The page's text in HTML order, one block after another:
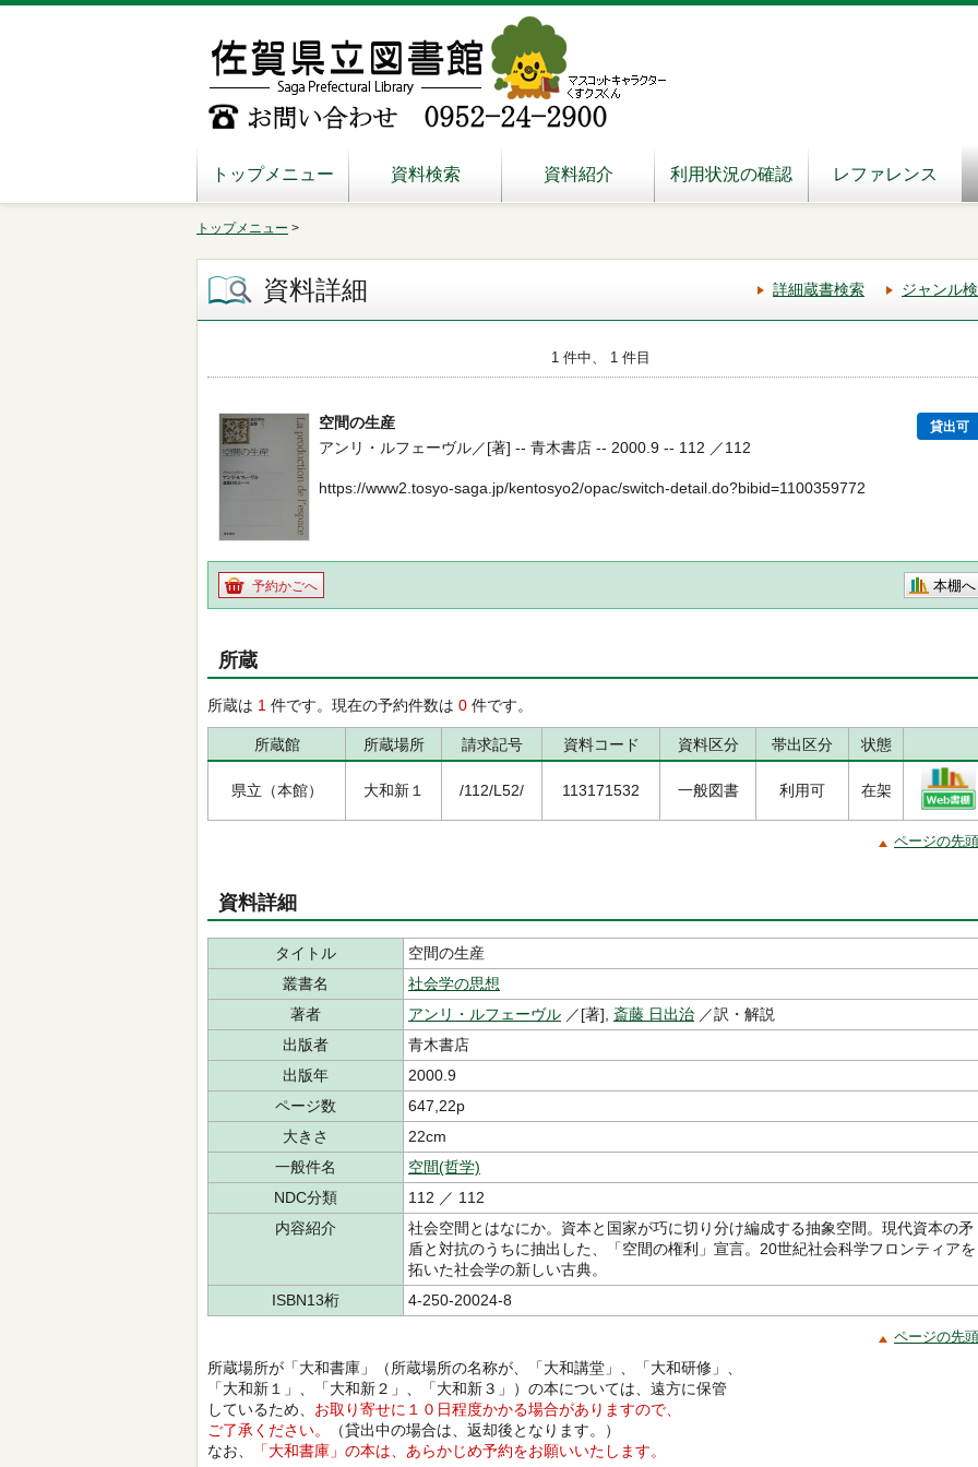
トップメニュー 資料検索 資料紹介 利用状況の確認 レファレンス
トップメニュー >
資料詳細 詳細蔵書検索 ジャンル
1 件中、 1 件目
空間の生産 貸出可
アンリ・ルフェーヴル／[著] -- 青木書店 -- 2000.9 -- 112 ／112
https://www2.tosyo-saga.jp/kentosyo2/opac/switch-detail.do?bibid=1100359772
予約かごへ 本棚へ
所蔵
所蔵は 1 件です。現在の予約件数は 0 件です。
所蔵館 所蔵場所 請求記号 資料コード 資料区分 帯出区分 状態
県立（本館） 大和新１ /112/L52/ 113171532 一般図書 利用可 在架
ページの先
資料詳細
タイトル
空間の生産
叢書名
社会学の思想
著者
アンリ・ルフェーヴル ／[著], 斎藤 日出治 ／訳・解説
出版者
青木書店
出版年
2000.9
ページ数
647,22p
大きさ
22cm
一般件名
空間(哲学)
NDC分類
112 ／ 112
内容紹介
社会空間とはなにか。資本と国家が巧に切り分け編成する抽象空間。現代資本の矛
盾と対抗のうちに抽出した、「空間の権利」宣言。20世紀社会科学フロンティアを
拓いた社会学の新しい古典。
ISBN13桁
4-250-20024-8
ページの先
所蔵場所が「大和書庫」（所蔵場所の名称が、「大和講堂」、「大和研修」、
「大和新１」、「大和新２」、「大和新３」）の本については、遠方に保管
しているため、 お取り寄せに１０日程度かかる場合がありますので、
ご了承ください。
（貸出中の場合は、返却後となります。）
なお、
「大和書庫」の本は、あらかじめ予約をお願いいたします。